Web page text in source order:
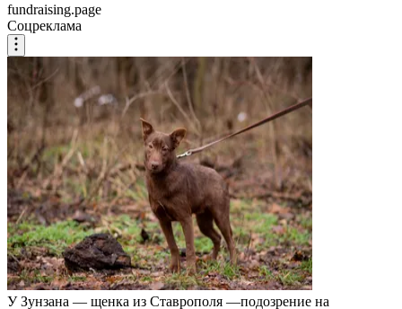
fundraising.page
Соцреклама
У Зунзана — щенка из Ставрополя —подозрение на